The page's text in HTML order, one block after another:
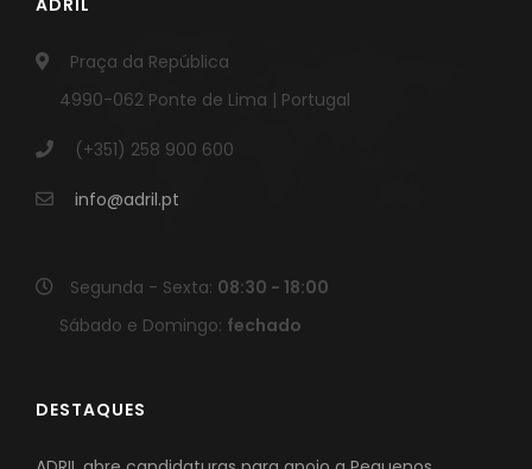
ADRIL
Praça da República
4990-062 Ponte de Lima | Portugal
(+351) 258 900 600
info@adril.pt
Segunda - Sexta: 08:30 - 18:00
Sábado e Domingo: fechado
DESTAQUES